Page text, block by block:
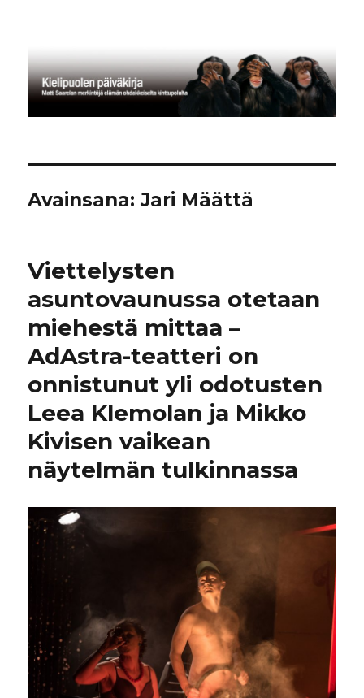
Avainsana:Jari Määttä
Viettelysten
asuntovaunussa otetaan
miehestä mittaa –
AdAstra-teatteri on
onnistunut yli odotusten
Leea Klemolan ja Mikko
Kivisen vaikean
näytelmän tulkinnassa